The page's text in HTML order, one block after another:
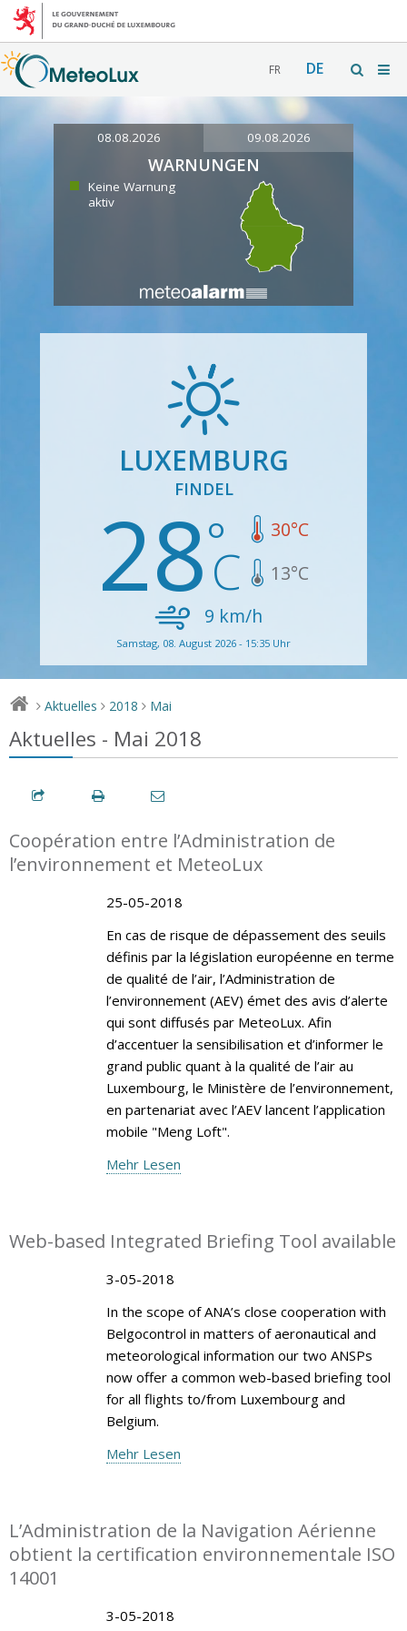
FR DE
08.08.2026 09.08.2026
WARNUNGEN
Keine Warnung
aktiv
LUXEMBURG
FINDEL
28 30°C
13°C
9 km/h
Samstag, 08. August 2026 - 15:35 Uhr
> Aktuelles > 2018 > Mai
Aktuelles - Mai 2018
Coopération entre l’Administration de
l’environnement et MeteoLux
25-05-2018
En cas de risque de dépassement des seuils
définis par la législation européenne en terme
de qualité de l’air, l’Administration de
l’environnement (AEV) émet des avis d’alerte
qui sont diffusés par MeteoLux. Afin
d’accentuer la sensibilisation et d’informer le
grand public quant à la qualité de l’air au
Luxembourg, le Ministère de l’environnement,
en partenariat avec l’AEV lancent l’application
mobile "Meng Loft".
Mehr Lesen
Web-based Integrated Briefing Tool available
3-05-2018
In the scope of ANA’s close cooperation with
Belgocontrol in matters of aeronautical and
meteorological information our two ANSPs
now offer a common web-based briefing tool
for all flights to/from Luxembourg and
Belgium.
Mehr Lesen
L’Administration de la Navigation Aérienne
obtient la certification environnementale ISO
14001
3-05-2018